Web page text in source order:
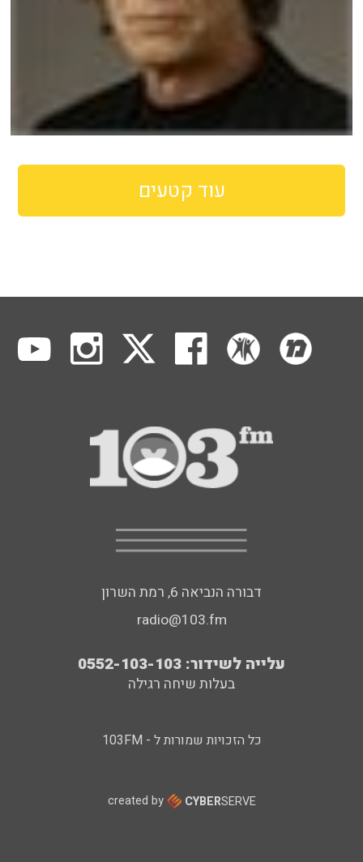
עוד קטעים
דבורה הנביאה 6, רמת השרון
radio@103.fm
עלייה לשידור: 0552-103-103
בעלות שיחה רגילה
כל הזכויות שמורות ל - 103FM
created by CYBERSERVE